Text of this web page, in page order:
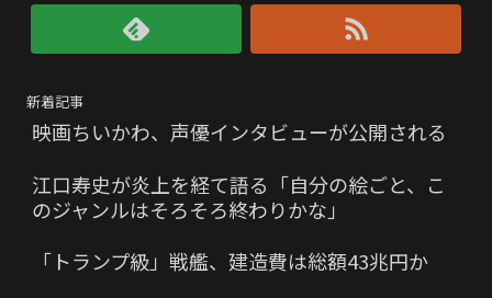
新着記事
映画ちいかわ、声優インタビューが公開される
江口寿史が炎上を経て語る「自分の絵ごと、こ
のジャンルはそろそろ終わりかな」
「トランプ級」戦艦、建造費は総額43兆円か